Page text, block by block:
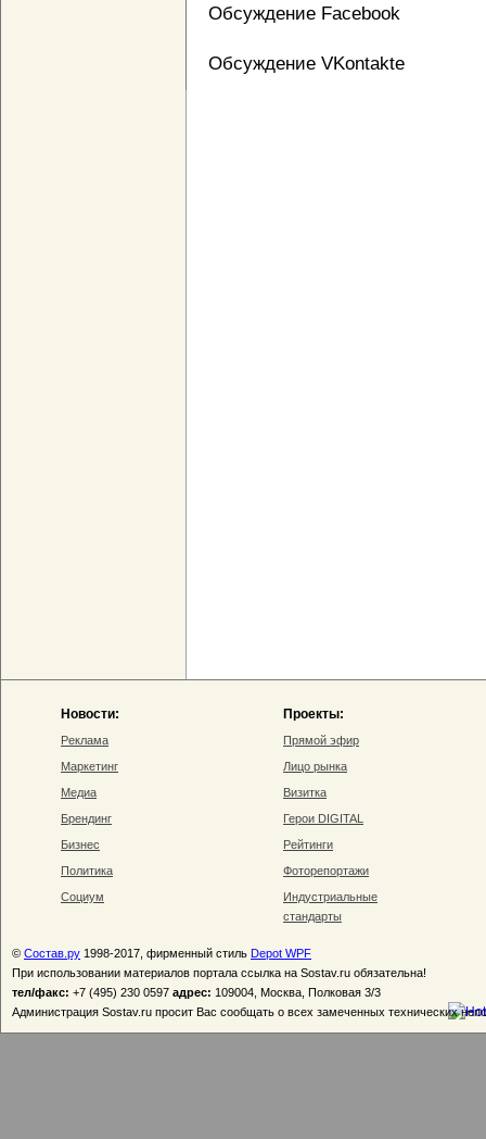
Обсуждение Facebook
Обсуждение VKontakte
Новости:
Реклама
Маркетинг
Медиа
Брендинг
Бизнес
Политика
Социум
Проекты:
Прямой эфир
Лицо рынка
Визитка
Герои DIGITAL
Рейтинги
Фоторепортажи
Индустриальные
стандарты
© Состав.ру 1998-2017, фирменный стиль Depot WPF
При использовании материалов портала ссылка на Sostav.ru обязательна!
тел/факс: +7 (495) 230 0597 адрес: 109004, Москва, Полковая 3/3
Администрация Sostav.ru просит Вас сообщать о всех замеченных технических